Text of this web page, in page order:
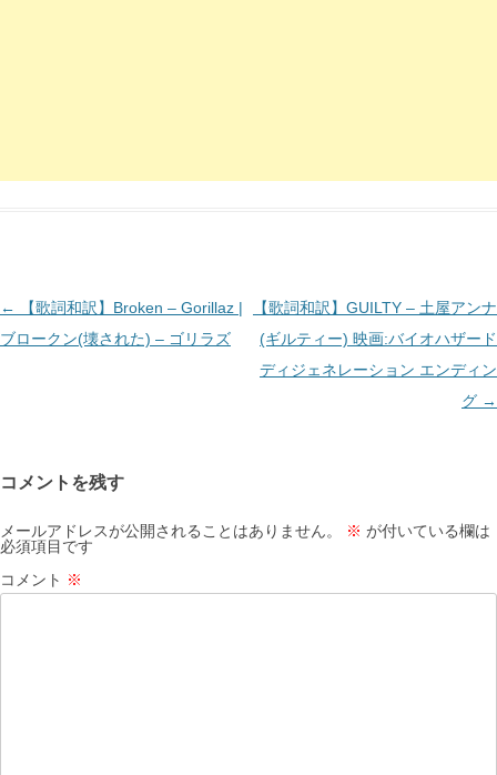
投
稿
シ
ョ
ン
←
【歌詞和訳】Broken – Gorillaz |
ブロークン(壊された) – ゴリラズ
【歌詞和訳】GUILTY – 土屋アンナ
(ギルティー) 映画:バイオハザード
ディジェネレーション エンディン
グ →
コメントを残す
メールアドレスが公開されることはありません。 ※ が付いている欄は
必須項目です
コメント ※